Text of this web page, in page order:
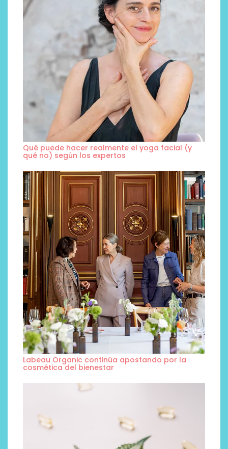
Qué puede hacer realmente el yoga facial (y
qué no) según los expertos
Labeau Organic continúa apostando por la
cosmética del bienestar